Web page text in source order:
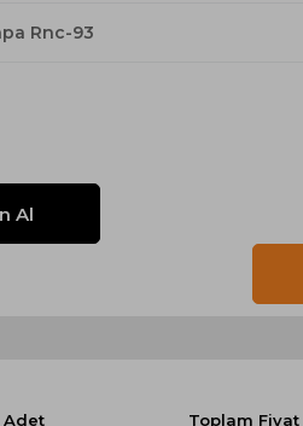
Rnc-93
Adet Toplam Fiyat